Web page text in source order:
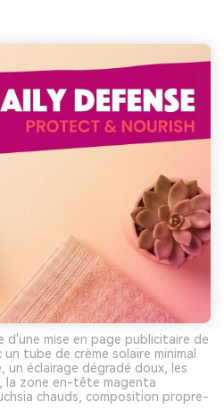
mise en page publicitaire de
tube de crème solaire minimal
un éclairage dégradé doux, les
la zone en-tête magenta
chauds, composition propre-